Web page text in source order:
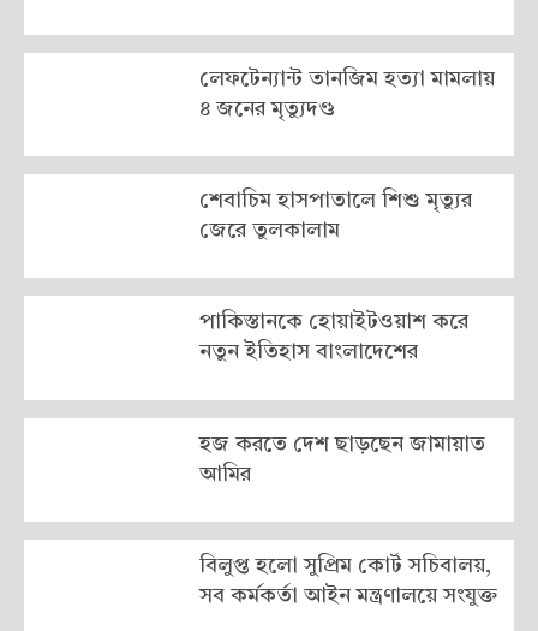
লেফটেন্যান্ট তানজিম হত্যা মামলায়
৪ জনের মৃত্যুদণ্ড
শেবাচিম হাসপাতালে শিশু মৃত্যুর
জেরে তুলকালাম
পাকিস্তানকে হোয়াইটওয়াশ করে
নতুন ইতিহাস বাংলাদেশের
হজ করতে দেশ ছাড়ছেন জামায়াত
আমির
বিলুপ্ত হলো সুপ্রিম কোর্ট সচিবালয়,
সব কর্মকর্তা আইন মন্ত্রণালয়ে সংযুক্ত